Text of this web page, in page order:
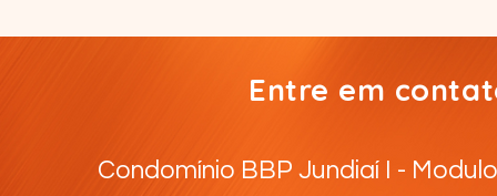
Entre em
Condomínio BBP Jundiaí I -